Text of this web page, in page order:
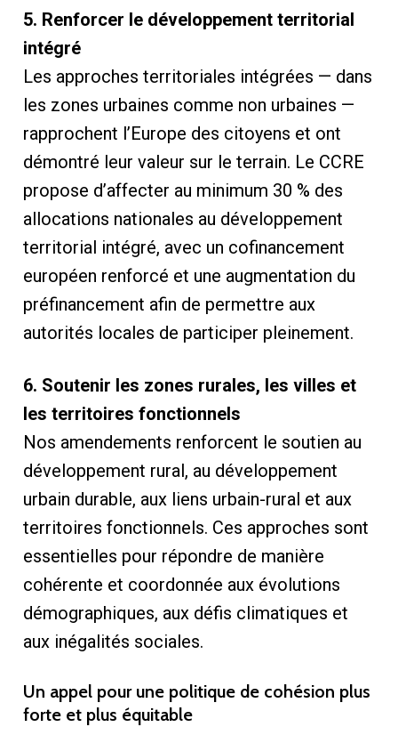
5. Renforcer le développement territorial
intégré
Les approches territoriales intégrées — dans
les zones urbaines comme non urbaines —
rapprochent l’Europe des citoyens et ont
démontré leur valeur sur le terrain. Le CCRE
propose d’affecter au minimum 30 % des
allocations nationales au développement
territorial intégré, avec un cofinancement
européen renforcé et une augmentation du
préfinancement afin de permettre aux
autorités locales de participer pleinement.
6. Soutenir les zones rurales, les villes et
les territoires fonctionnels
Nos amendements renforcent le soutien au
développement rural, au développement
urbain durable, aux liens urbain-rural et aux
territoires fonctionnels. Ces approches sont
essentielles pour répondre de manière
cohérente et coordonnée aux évolutions
démographiques, aux défis climatiques et
aux inégalités sociales.
Un appel pour une politique de cohésion plus
forte et plus équitable